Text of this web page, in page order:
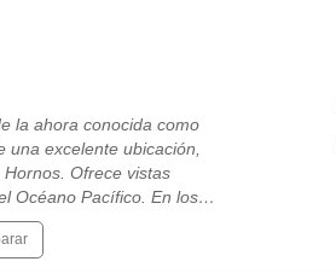
la ahora conocida como
una excelente ubicación,
Ofrece vistas
Océano Pacífico. En los…